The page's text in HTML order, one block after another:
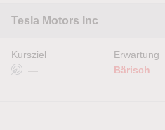
Tesla Motors Inc
Kursziel
—
Erwartung
Bärisch